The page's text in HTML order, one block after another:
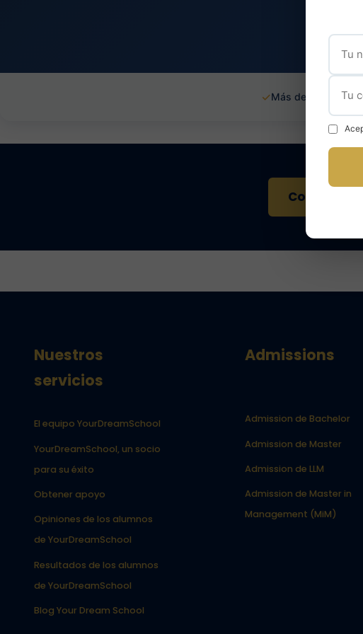
✓Más de 1000
Nuestros
servicios
El equipo YourDreamSchool
YourDreamSchool, un socio
para su éxito
Obtener apoyo
Opiniones de los alumnos
de YourDreamSchool
Resultados de los alumnos
de YourDreamSchool
Blog Your Dream School
Admissions
Admission de Bachelor
Admission de Master
Admission de LLM
Admission de Master in
Management (MiM)